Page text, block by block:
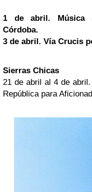
1 de abril. Música
Córdoba.
3 de abril. Vía Crucis
Sierras Chicas
21 de abril al 4 de
República para